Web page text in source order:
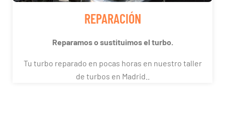
REPARACIÓN
Reparamos o sustituimos el turbo.
Tu turbo reparado en pocas horas en nuestro taller
de turbos en Madrid..